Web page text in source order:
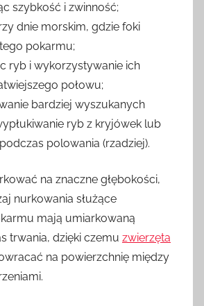
szybkość i zwinność;
dnie morskim, gdzie foki
pokarmu;
ryb i wykorzystywanie ich
połowu;
bardziej wyszukanych
ryb z kryjówek lub
polowania (rzadziej).
na znaczne głębokości,
nurkowania służące
mają umiarkowaną
trwania, dzięki czemu zwierzęta
na powierzchnię między